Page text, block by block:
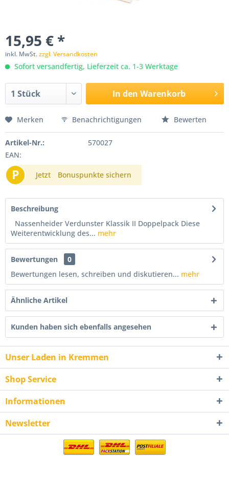
15,95 € *
inkl. MwSt.zzgl. Versandkosten
Sofort versandfertig, Lieferzeit ca. 1-3 Werktage
In den Warenkorb
Merken Benachrichtigungen Bewerten
Artikel-Nr.:
570027
EAN:
P Jetzt Bonuspunkte sichern
Beschreibung
Nassenheider Verdunster Klassik II Doppelpack Diese
Weiterentwicklung des... mehr
Bewertungen
0
Bewertungen lesen, schreiben und diskutieren... mehr
Ähnliche Artikel
Kunden haben sich ebenfalls angesehen
Unser Laden in Kremmen
Shop Service
Informationen
Newsletter